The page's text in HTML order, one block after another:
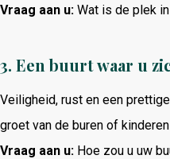
Vraag aan u: Wat is de plek
3. Een buurt waar u
Veiligheid, rust en een
groet van de buren of
Vraag aan u: Hoe zou u uw